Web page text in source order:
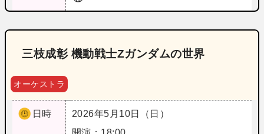
三枝成彰 機動戦士Zガンダムの世界
オーケストラ
日時
2026年5月10日（日）